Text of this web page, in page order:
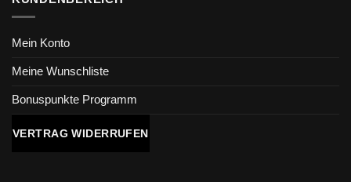
Mein Konto
Meine Wunschliste
Bonuspunkte Programm
VERTRAG WIDERRUFEN